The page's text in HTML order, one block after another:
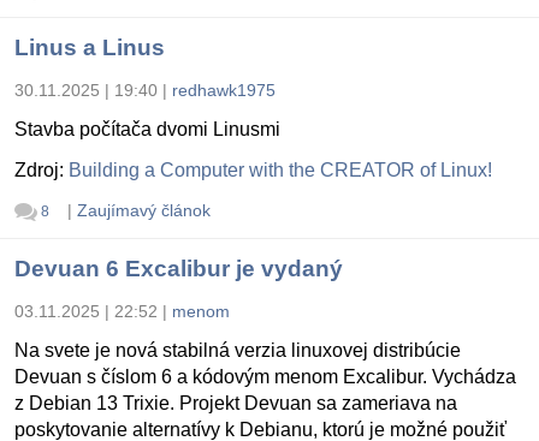
Linus a Linus
30.11.2025 | 19:40 | redhawk1975
Stavba počítača dvomi Linusmi
Zdroj: Building a Computer with the CREATOR of Linux!
8 | Zaujímavý článok
Devuan 6 Excalibur je vydaný
03.11.2025 | 22:52 | menom
Na svete je nová stabilná verzia linuxovej distribúcie
Devuan s číslom 6 a kódovým menom Excalibur. Vychádza
z Debian 13 Trixie. Projekt Devuan sa zameriava na
poskytovanie alternatívy k Debianu, ktorú je možné použiť